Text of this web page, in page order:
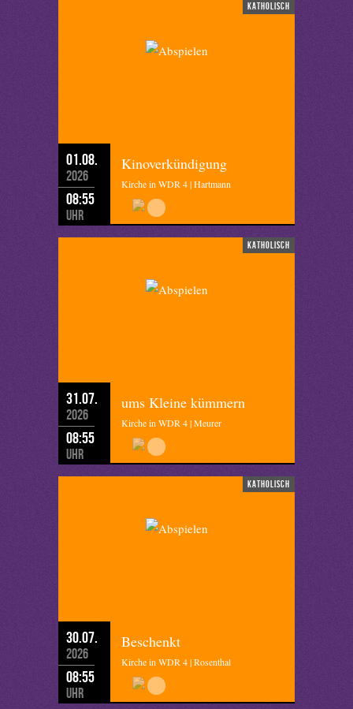
katholisch
01.08.
2026
08:55
Uhr
Kinoverkündigung
Kirche in WDR 4 | Hartmann
katholisch
31.07.
2026
08:55
Uhr
ums Kleine kümmern
Kirche in WDR 4 | Meurer
katholisch
30.07.
2026
08:55
Uhr
Beschenkt
Kirche in WDR 4 | Rosenthal